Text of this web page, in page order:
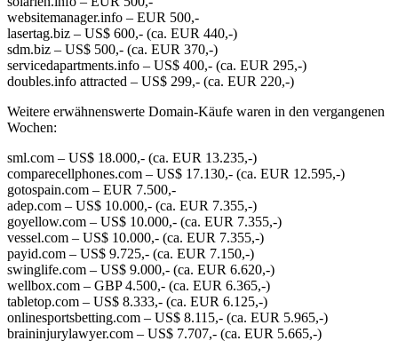
websitemanager.info – EUR 500,-
lasertag.biz – US$ 600,- (ca. EUR 440,-)
sdm.biz – US$ 500,- (ca. EUR 370,-)
servicedapartments.info – US$ 400,- (ca. EUR 295,-)
doubles.info attracted – US$ 299,- (ca. EUR 220,-)
Weitere erwähnenswerte Domain-Käufe waren in den vergangenen
Wochen:
sml.com – US$ 18.000,- (ca. EUR 13.235,-)
comparecellphones.com – US$ 17.130,- (ca. EUR 12.595,-)
gotospain.com – EUR 7.500,-
adep.com – US$ 10.000,- (ca. EUR 7.355,-)
goyellow.com – US$ 10.000,- (ca. EUR 7.355,-)
vessel.com – US$ 10.000,- (ca. EUR 7.355,-)
payid.com – US$ 9.725,- (ca. EUR 7.150,-)
swinglife.com – US$ 9.000,- (ca. EUR 6.620,-)
wellbox.com – GBP 4.500,- (ca. EUR 6.365,-)
tabletop.com – US$ 8.333,- (ca. EUR 6.125,-)
onlinesportsbetting.com – US$ 8.115,- (ca. EUR 5.965,-)
braininjurylawyer.com – US$ 7.707,- (ca. EUR 5.665,-)